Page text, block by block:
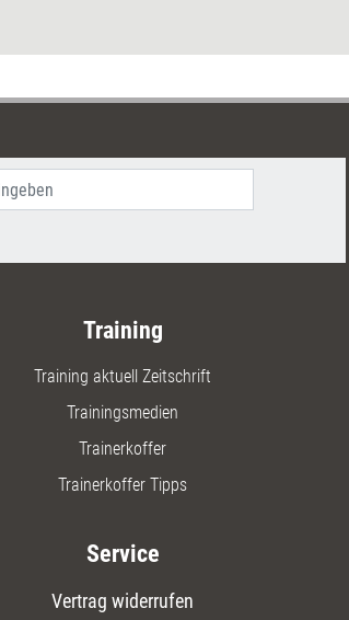
Veränderung und stärken persönliche wie
durch online abrufbare Tools für den
Training
Training aktuell Zeitschrift
Trainingsmedien
Trainerkoffer
Trainerkoffer Tipps
Service
Vertrag widerrufen